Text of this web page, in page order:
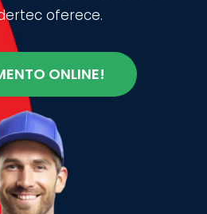
oferece.
ONLINE!